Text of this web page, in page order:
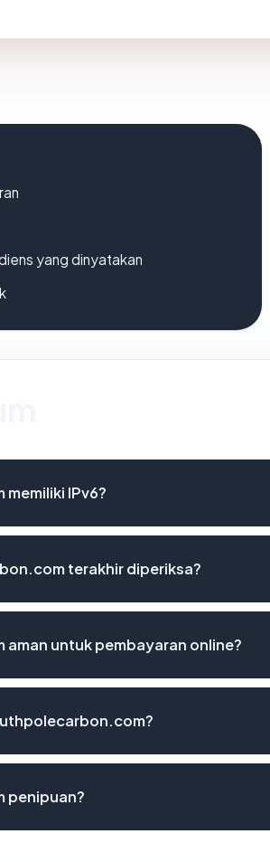
yang dinyatakan
IPv6?
terakhir diperiksa?
untuk pembayaran online?
penipuan?